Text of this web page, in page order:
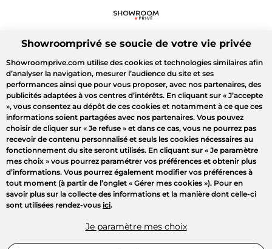
Showroomprivé se soucie de votre vie privée
Showroomprive.com utilise des cookies et technologies similaires afin
d’analyser la navigation, mesurer l’audience du site et ses
performances ainsi que pour vous proposer, avec nos partenaires, des
publicités adaptées à vos centres d’intérêts. En cliquant sur « J’accepte
», vous consentez au dépôt de ces cookies et notamment à ce que ces
informations soient partagées avec nos partenaires. Vous pouvez
choisir de cliquer sur « Je refuse » et dans ce cas, vous ne pourrez pas
recevoir de contenu personnalisé et seuls les cookies nécessaires au
fonctionnement du site seront utilisés. En cliquant sur « Je paramètre
mes choix » vous pourrez paramétrer vos préférences et obtenir plus
d’informations. Vous pourrez également modifier vos préférences à
tout moment (à partir de l’onglet « Gérer mes cookies »). Pour en
savoir plus sur la collecte des informations et la manière dont celle-ci
sont utilisées rendez-vous ici.
Je paramètre mes choix